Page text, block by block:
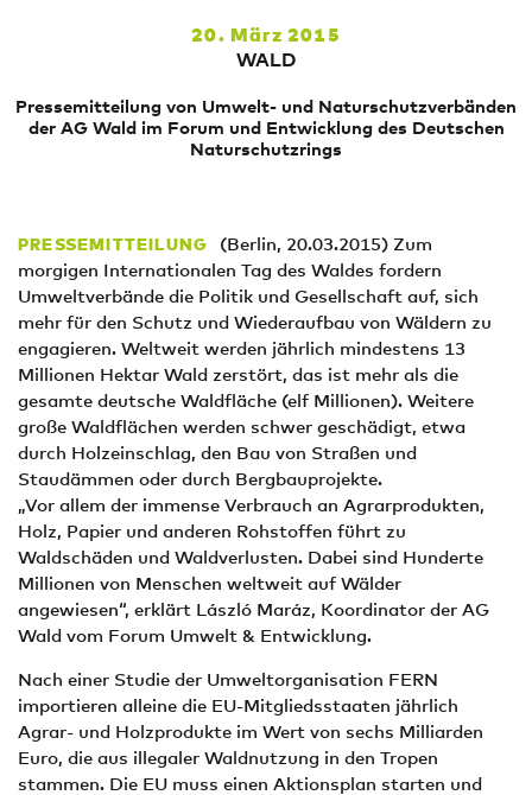
20. März 2015
WALD
Pressemitteilung von Umwelt- und Naturschutzverbänden
der AG Wald im Forum und Entwicklung des Deutschen
Naturschutzrings
PRESSEMITTEILUNG
(Berlin, 20.03.2015) Zum
morgigen Internationalen Tag des Waldes fordern
Umweltverbände die Politik und Gesellschaft auf, sich
mehr für den Schutz und Wiederaufbau von Wäldern zu
engagieren. Weltweit werden jährlich mindestens 13
Millionen Hektar Wald zerstört, das ist mehr als die
gesamte deutsche Waldfläche (elf Millionen). Weitere
große Waldflächen werden schwer geschädigt, etwa
durch Holzeinschlag, den Bau von Straßen und
Staudämmen oder durch Bergbauprojekte.
„Vor allem der immense Verbrauch an Agrarprodukten,
Holz, Papier und anderen Rohstoffen führt zu
Waldschäden und Waldverlusten. Dabei sind Hunderte
Millionen von Menschen weltweit auf Wälder
angewiesen“, erklärt László Maráz, Koordinator der AG
Wald vom Forum Umwelt & Entwicklung.
Nach einer Studie der Umweltorganisation FERN
importieren alleine die EU-Mitgliedsstaaten jährlich
Agrar- und Holzprodukte im Wert von sechs Milliarden
Euro, die aus illegaler Waldnutzung in den Tropen
stammen. Die EU muss einen Aktionsplan starten und